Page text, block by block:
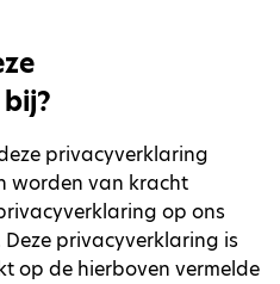
privacyverklaring
worden van kracht
op ons
privacyverklaring is
op de hierboven vermelde